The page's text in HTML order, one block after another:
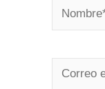
Nombre*
Correo